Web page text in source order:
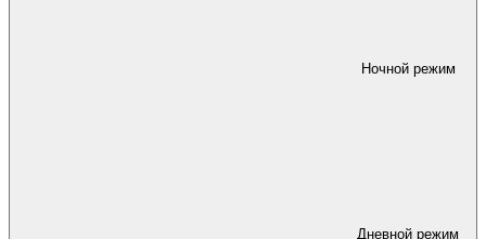
Ночной режим
Дневной режим